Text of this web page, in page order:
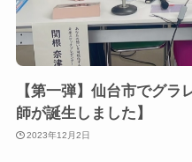
【第一弾】仙台市でグ
師が誕生しました】
2023年12月2日